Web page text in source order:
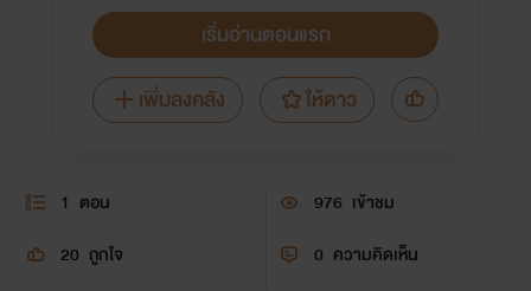
เริ่มอ่านตอนแรก
เพิ่มลงคลัง
ให้ดาว
1 ตอน 976 เข้าชม
20 ถูกใจ 0 ความคิดเห็น